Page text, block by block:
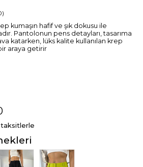
kumaşın hafif ve şık dokusu ile
Pantolonun pens detayları, tasarıma
katarken, lüks kalite kullanılan krep
bir araya getirir